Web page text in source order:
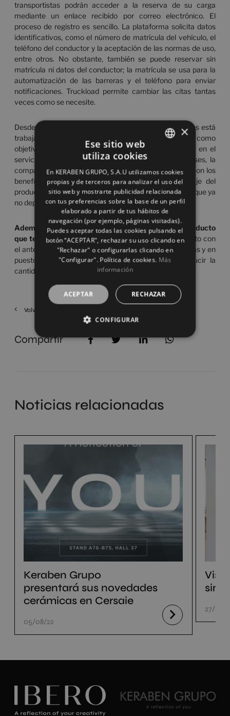
transportistas podrán acceder a la reserva de su carga
mediante un enlace recibido por correo electrónico. El
proceso de registro es sencillo. La plataforma solicita datos
identificativos, como el número de matrícula del vehículo, el
teléfono del conductor y la aceptación de las normas de uso,
entre otros. No obstante, también se puede reservar sin
matrícula ni datos del conductor; la matrícula se usa para la
automatización de las barreras y el teléfono para enviar
notificaciones. Truckload permite cambiar las citas tantas
veces como se necesite.
Desde que el grupo renovó su centro logístico en Nules está
trabajando en diversos aspectos que tienen como como
objetivo implementar una serie de ahorros y mejoras en el
servicio que ofrece al cliente. Desde hace unos meses, la
compañía realizatodo el picking de caja a cubierto
con los
beneficios, que tiene esta cuestión, para el embalaje del
producto y la capacidad de preparación de los pedidos, que ya
no depende de las condiciones meteorológicas.
Además, ha conseguido minimizar los picos de producto
que tenía almacenados
en el exterior. Este factor, junto con
el anterior de realizar el picking bajo techado, con pinzas y en
puestos especializados, permite a la compañía reducir la
cantidad de roturas en piezas y de accidentes laborales.
Volver
Compartir
Noticias relacionadas
Keraben Grupo
presentará sus novedades
cerámicas en Cersaie
05/08/22
sin
27/07/
ENGLISH
FRENCH
GERMAN
×
Ese sitio web
utiliza cookies
En KERABEN GRUPO, S.A.U utilizamos cookies
propias y de terceros para analizar el uso del
sitio web y mostrarte publicidad relacionada
con tus preferencias sobre la base de un perfil
elaborado a partir de tus hábitos de
navegación (por ejemplo, páginas visitadas).
Puedes aceptar todas las cookies pulsando el
botón “ACEPTAR", rechazar su uso clicando en
"Rechazar" o configurarlas clicando en
"Configurar". Política de cookies. Más
información
ACEPTAR RECHAZAR
CONFIGURAR